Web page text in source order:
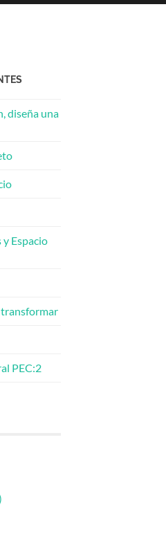
diseña una
Espacio
transformar
PEC:2